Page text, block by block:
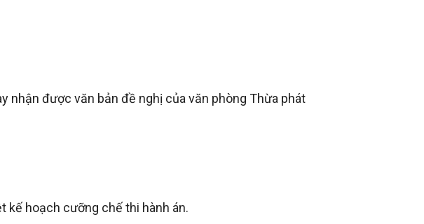
nhận được văn bản đề nghị của văn phòng Thừa phát
kế hoạch cưỡng chế thi hành án.